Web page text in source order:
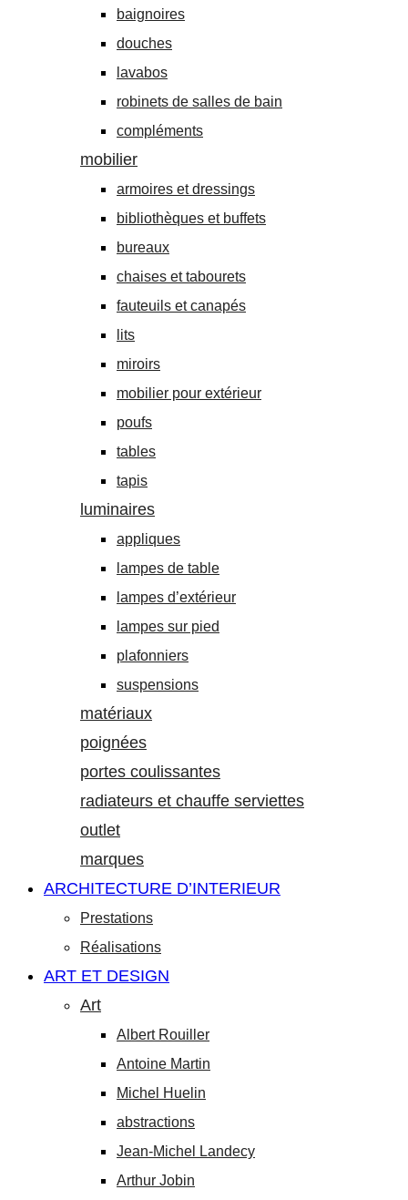
baignoires
douches
lavabos
robinets de salles de bain
compléments
mobilier
armoires et dressings
bibliothèques et buffets
bureaux
chaises et tabourets
fauteuils et canapés
lits
miroirs
mobilier pour extérieur
poufs
tables
tapis
luminaires
appliques
lampes de table
lampes d’extérieur
lampes sur pied
plafonniers
suspensions
matériaux
poignées
portes coulissantes
radiateurs et chauffe serviettes
outlet
marques
ARCHITECTURE D’INTERIEUR
Prestations
Réalisations
ART ET DESIGN
Art
Albert Rouiller
Antoine Martin
Michel Huelin
abstractions
Jean-Michel Landecy
Arthur Jobin